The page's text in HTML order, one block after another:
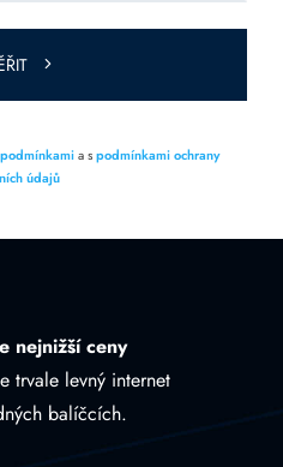
podmínkamia spodmínkami ochrany
údajů
nejnižší ceny
trvale levný internet
balíčcích.